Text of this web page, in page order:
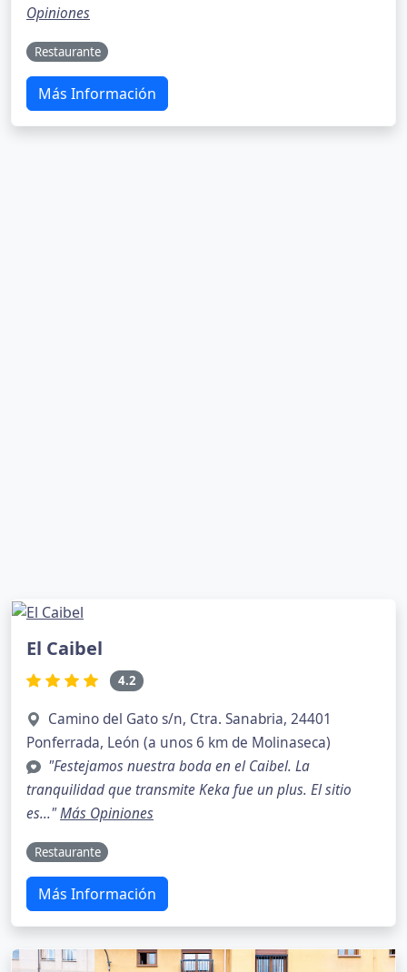
Opiniones
Restaurante
Más Información
El Caibel
4.2
Camino del Gato s/n, Ctra. Sanabria, 24401
Ponferrada, León (a unos 6 km de Molinaseca)
"Festejamos nuestra boda en el Caibel. La
tranquilidad que transmite Keka fue un plus. El sitio
es..."Más Opiniones
Restaurante
Más Información